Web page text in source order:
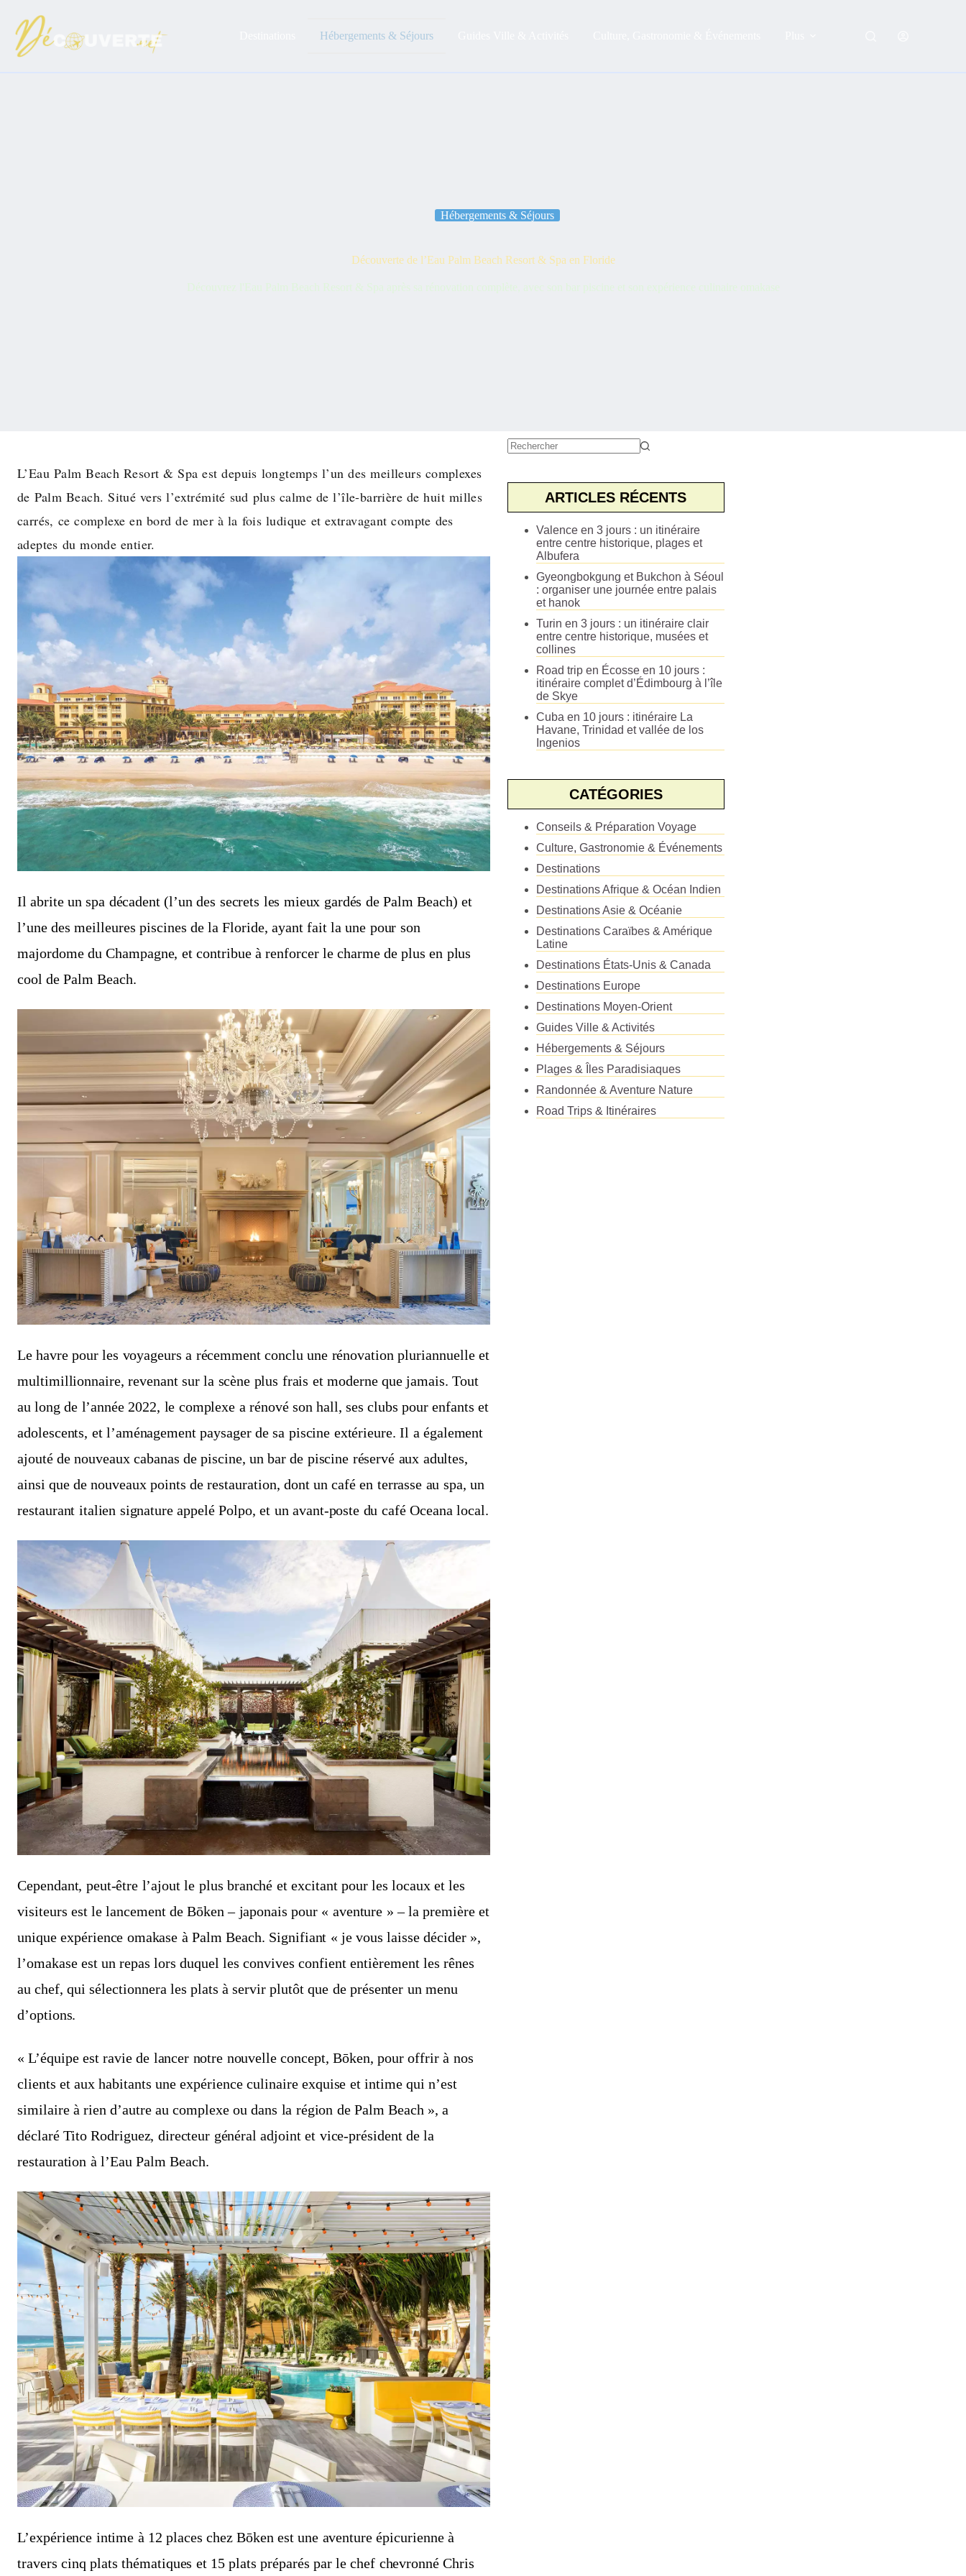
contenu
Hébergements & Séjours
Hébergements & Séjours
Découverte de l’Eau Palm Beach Resort & Spa en Floride
Découvrez l'Eau Palm Beach Resort & Spa après sa rénovation complète, avec son bar piscine et son expérience culinaire omakase
L’Eau Palm Beach Resort & Spa est depuis longtemps l’un des meilleurs complexes
de Palm Beach. Situé vers l’extrémité sud plus calme de l’île-barrière de huit milles
carrés, ce complexe en bord de mer à la fois ludique et extravagant compte des
adeptes du monde entier.
Il abrite un spa décadent (l’un des secrets les mieux gardés de Palm Beach) et
l’une des meilleures piscines de la Floride, ayant fait la une pour son
majordome du Champagne, et contribue à renforcer le charme de plus en plus
cool de Palm Beach.
Le havre pour les voyageurs a récemment conclu une rénovation pluriannuelle et
multimillionnaire, revenant sur la scène plus frais et moderne que jamais. Tout
au long de l’année 2022, le complexe a rénové son hall, ses clubs pour enfants et
adolescents, et l’aménagement paysager de sa piscine extérieure. Il a également
ajouté de nouveaux cabanas de piscine, un bar de piscine réservé aux adultes,
ainsi que de nouveaux points de restauration, dont un café en terrasse au spa, un
restaurant italien signature appelé Polpo, et un avant-poste du café Oceana local.
Cependant, peut-être l’ajout le plus branché et excitant pour les locaux et les
visiteurs est le lancement de Bōken – japonais pour « aventure » – la première et
unique expérience omakase à Palm Beach. Signifiant « je vous laisse décider »,
l’omakase est un repas lors duquel les convives confient entièrement les rênes
au chef, qui sélectionnera les plats à servir plutôt que de présenter un menu
d’options.
« L’équipe est ravie de lancer notre nouvelle concept, Bōken, pour offrir à nos
clients et aux habitants une expérience culinaire exquise et intime qui n’est
similaire à rien d’autre au complexe ou dans la région de Palm Beach », a
déclaré Tito Rodriguez, directeur général adjoint et vice-président de la
restauration à l’Eau Palm Beach.
L’expérience intime à 12 places chez Bōken est une aventure épicurienne à
travers cinq plats thématiques et 15 plats préparés par le chef chevronné Chris
ARTICLES RÉCENTS
Valence en 3 jours : un itinéraire
entre centre historique, plages et
Albufera
Gyeongbokgung et Bukchon à Séoul
: organiser une journée entre palais
et hanok
Turin en 3 jours : un itinéraire clair
entre centre historique, musées et
collines
Road trip en Écosse en 10 jours :
itinéraire complet d’Édimbourg à l’île
de Skye
Cuba en 10 jours : itinéraire La
Havane, Trinidad et vallée de los
Ingenios
CATÉGORIES
Conseils & Préparation Voyage
Culture, Gastronomie & Événements
Destinations
Destinations Afrique & Océan Indien
Destinations Asie & Océanie
Destinations Caraïbes & Amérique
Latine
Destinations États-Unis & Canada
Destinations Europe
Destinations Moyen-Orient
Guides Ville & Activités
Hébergements & Séjours
Plages & Îles Paradisiaques
Randonnée & Aventure Nature
Road Trips & Itinéraires